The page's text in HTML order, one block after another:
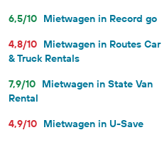
6,5/10 Mietwagen in Record go
4,8/10 Mietwagen in Routes Car
& Truck Rentals
7,9/10 Mietwagen in State Van
Rental
4,9/10 Mietwagen in U-Save